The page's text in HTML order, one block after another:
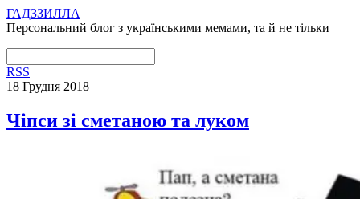
ГАДЗЗИЛЛА
Персональний блог з українськими мемами, та й не тільки
RSS
18 Грудня 2018
Чіпси зі сметаною та луком